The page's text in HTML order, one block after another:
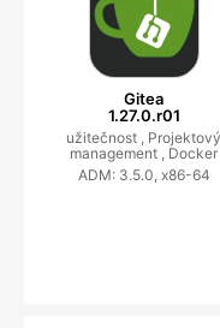
Gitea
1.27.0.r01
užitečnost , Projektový
management , Docker
ADM: 3.5.0, x86-64